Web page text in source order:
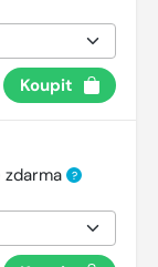
Koupit
?